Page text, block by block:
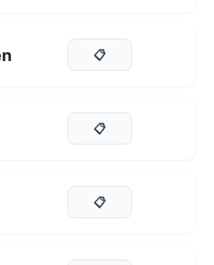
📋
📋
📋